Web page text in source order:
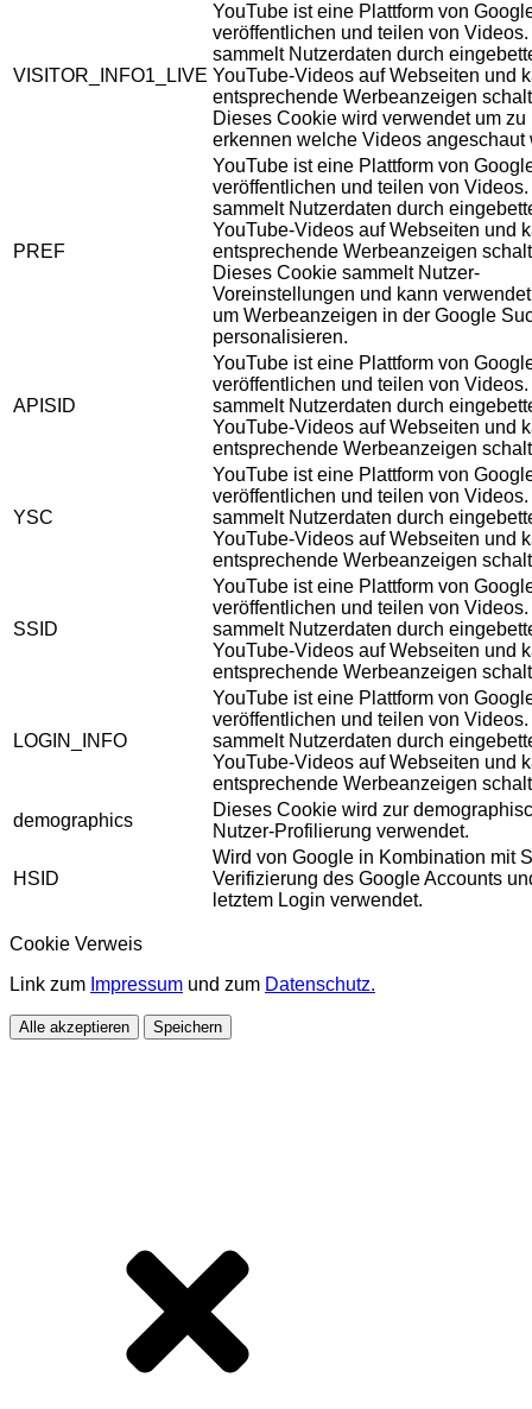
VISITOR_INFO1_LIVE
YouTube ist eine Plattform von
veröffentlichen und teilen von
sammelt Nutzerdaten durch
YouTube-Videos auf Webseiten und
entsprechende Werbeanzeigen
Dieses Cookie wird verwendet um zu
erkennen welche Videos angeschaut
PREF
YouTube ist eine Plattform von
veröffentlichen und teilen von
sammelt Nutzerdaten durch
YouTube-Videos auf Webseiten und
entsprechende Werbeanzeigen
Dieses Cookie sammelt Nutzer-
Voreinstellungen und kann
um Werbeanzeigen in der Google
personalisieren.
APISID
YouTube ist eine Plattform von
veröffentlichen und teilen von
sammelt Nutzerdaten durch
YouTube-Videos auf Webseiten und
entsprechende Werbeanzeigen
YSC
YouTube ist eine Plattform von
veröffentlichen und teilen von
sammelt Nutzerdaten durch
YouTube-Videos auf Webseiten und
entsprechende Werbeanzeigen
SSID
YouTube ist eine Plattform von
veröffentlichen und teilen von
sammelt Nutzerdaten durch
YouTube-Videos auf Webseiten und
entsprechende Werbeanzeigen
LOGIN_INFO
YouTube ist eine Plattform von
veröffentlichen und teilen von
sammelt Nutzerdaten durch
YouTube-Videos auf Webseiten und
entsprechende Werbeanzeigen
demographics
Dieses Cookie wird zur
Nutzer-Profilierung verwendet.
HSID
Wird von Google in Kombination mit
Verifizierung des Google Accounts
letztem Login verwendet.
Cookie Verweis
Link zum Impressum und zum Datenschutz.
Alle akzeptieren Speichern